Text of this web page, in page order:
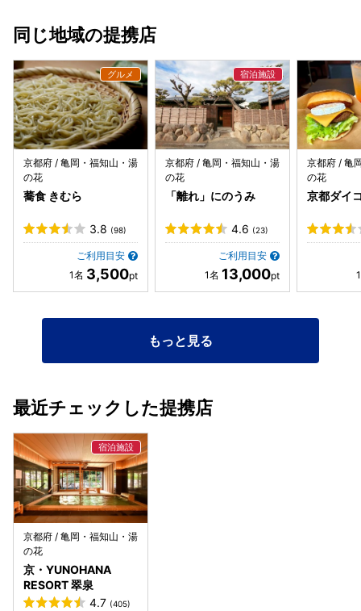
同じ地域の提携店
京都府 / 亀岡・福知山・湯
の花
蕎食 きむら
3.8 (98)
ご利用目安
3,500
京都府 / 亀岡・福知山・湯
の花
「離れ」にのうみ
4.6 (23)
ご利用目安
13,000
京都府 / 亀
の花
京都ダイ
もっと見る
最近チェックした提携店
京都府 / 亀岡・福知山・湯
の花
京・YUNOHANA
RESORT 翠泉
4.7 (405)